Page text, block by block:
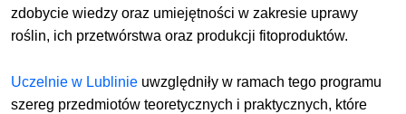
zdobycie wiedzy oraz umiejętności w zakresie uprawy
roślin, ich przetwórstwa oraz produkcji fitoproduktów.
Uczelnie w Lublinie uwzględniły w ramach tego programu
szereg przedmiotów teoretycznych i praktycznych, które